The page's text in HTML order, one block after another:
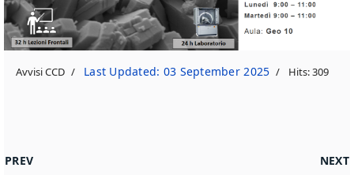
Avvisi CCD Last Updated: 03 September 2025 Hits: 309
PREVIOUS ARTICLE: LOCANDINA DEL CORSO DI DINAMICA E
PREV NEXT